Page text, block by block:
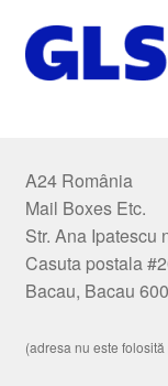
A24 România
Mail Boxes Etc.
Str. Ana Ipatescu
Casuta postala
Bacau, Bacau
(adresa nu este